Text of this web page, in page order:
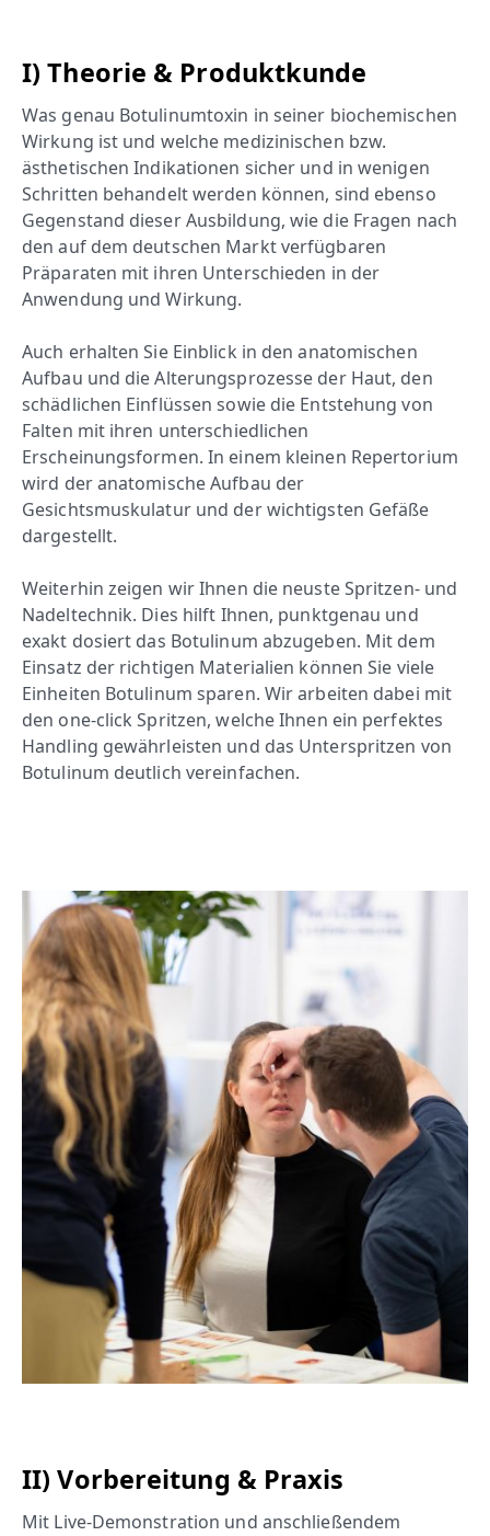
I) Theorie & Produktkunde
Was genau Botulinumtoxin in seiner biochemischen
Wirkung ist und welche medizinischen bzw.
ästhetischen Indikationen sicher und in wenigen
Schritten behandelt werden können, sind ebenso
Gegenstand dieser Ausbildung, wie die Fragen nach
den auf dem deutschen Markt verfügbaren
Präparaten mit ihren Unterschieden in der
Anwendung und Wirkung.
Auch erhalten Sie Einblick in den anatomischen
Aufbau und die Alterungsprozesse der Haut, den
schädlichen Einflüssen sowie die Entstehung von
Falten mit ihren unterschiedlichen
Erscheinungsformen. In einem kleinen Repertorium
wird der anatomische Aufbau der
Gesichtsmuskulatur und der wichtigsten Gefäße
dargestellt.
Weiterhin zeigen wir Ihnen die neuste Spritzen- und
Nadeltechnik. Dies hilft Ihnen, punktgenau und
exakt dosiert das Botulinum abzugeben. Mit dem
Einsatz der richtigen Materialien können Sie viele
Einheiten Botulinum sparen. Wir arbeiten dabei mit
den one-click Spritzen, welche Ihnen ein perfektes
Handling gewährleisten und das Unterspritzen von
Botulinum deutlich vereinfachen.
II) Vorbereitung & Praxis
Mit Live-Demonstration und anschließendem